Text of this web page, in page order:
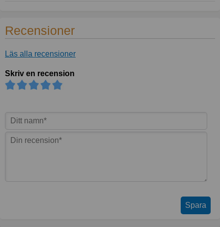
Recensioner
Läs alla recensioner
Skriv en recension